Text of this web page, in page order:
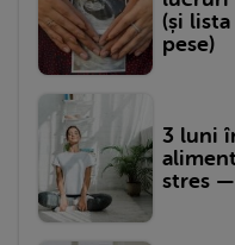
(și
pese)
3 luni
stres